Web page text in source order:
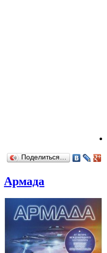
Поделиться…
Армада